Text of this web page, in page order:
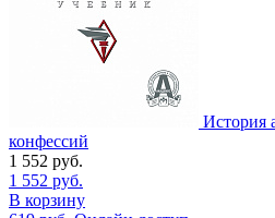
История
конфессий
1 552 руб.
1 552 руб.
В корзину